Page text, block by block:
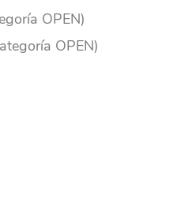
OPEN)
OPEN)